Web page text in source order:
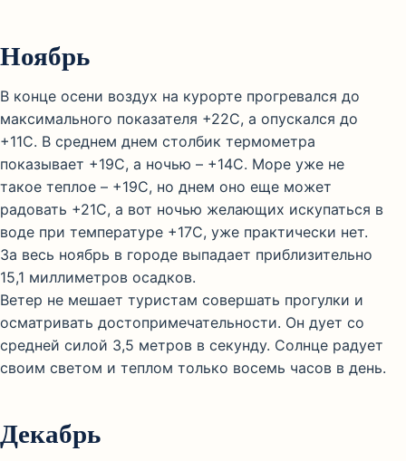
Ноябрь
В конце осени воздух на курорте прогревался до
максимального показателя +22С, а опускался до
+11С. В среднем днем столбик термометра
показывает +19С, а ночью – +14С. Море уже не
такое теплое – +19С, но днем оно еще может
радовать +21С, а вот ночью желающих искупаться в
воде при температуре +17С, уже практически нет.
За весь ноябрь в городе выпадает приблизительно
15,1 миллиметров осадков.
Ветер не мешает туристам совершать прогулки и
осматривать достопримечательности. Он дует со
средней силой 3,5 метров в секунду. Солнце радует
своим светом и теплом только восемь часов в день.
Декабрь